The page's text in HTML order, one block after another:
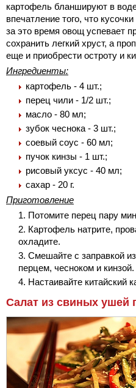
картофель бланшируют в
впечатление того, что
за это время овощ успевает
сохранить легкий хруст, а
еще и приобрести остроту и
Ингредиенты:
картофель - 4 шт.;
перец чили - 1/2 шт.;
масло - 80 мл;
зубок чеснока - 3 шт.;
соевый соус - 60 мл;
пучок кинзы - 1 шт.;
рисовый уксус - 40 мл;
сахар - 20 г.
Приготовление
Потомите перец пару
Картофель натрите,
охладите.
Смешайте с заправкой
перцем, чесноком и кинзой.
Настаивайте китайский
Салат из свиных ушей